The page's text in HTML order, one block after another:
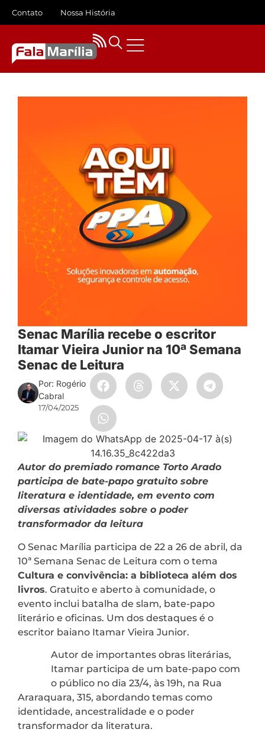
Contato Nossa História
Senac Marília recebe o escritor
Itamar Vieira Junior na 10ª Semana
Senac de Leitura
Por: Rogério
Cabral
17/04/2025
Autor do premiado romance Torto Arado
participa de bate-papo gratuito sobre
literatura e identidade, em evento com
diversas atividades sobre o poder
transformador da leitura
O Senac Marília participa de 22 a 26 de abril, da
10ª Semana Senac de Leitura com o tema
Cultura e convivência: a biblioteca além dos
livros. Gratuito e aberto à comunidade, o
evento inclui batalha de slam, bate-papo
literário e oficinas. Um dos destaques é o
escritor baiano Itamar Vieira Junior.
Autor de importantes obras literárias,
Itamar participa de um bate-papo com
o público no dia 23/4, às 19h, na Rua
Araraquara, 315, abordando temas como
identidade, ancestralidade e o poder
transformador da literatura.